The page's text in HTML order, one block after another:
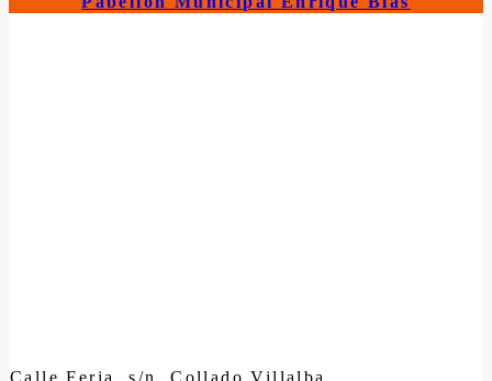
Calle Feria, s/n, Collado Villalba